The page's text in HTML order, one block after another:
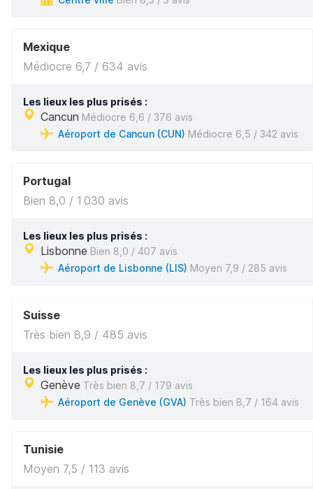
Mexique
Médiocre 6,7 / 634 avis
Les lieux les plus prisés :
Cancun Médiocre 6,6 / 376 avis
Aéroport de Cancun (CUN) Médiocre 6,5 / 342 avis
Portugal
Bien 8,0 / 1 030 avis
Les lieux les plus prisés :
Lisbonne Bien 8,0 / 407 avis
Aéroport de Lisbonne (LIS) Moyen 7,9 / 285 avis
Suisse
Très bien 8,9 / 485 avis
Les lieux les plus prisés :
Genève Très bien 8,7 / 179 avis
Aéroport de Genève (GVA) Très bien 8,7 / 164 avis
Tunisie
Moyen 7,5 / 113 avis